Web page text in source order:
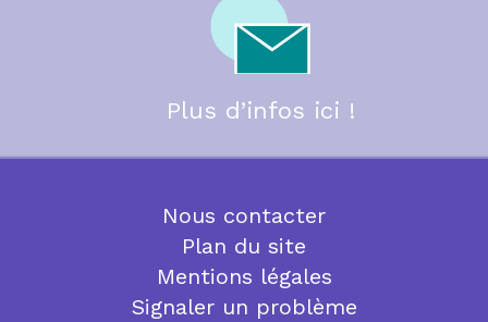
Plus d’infos ici !
Nous contacter
Plan du site
Mentions légales
Signaler un problème